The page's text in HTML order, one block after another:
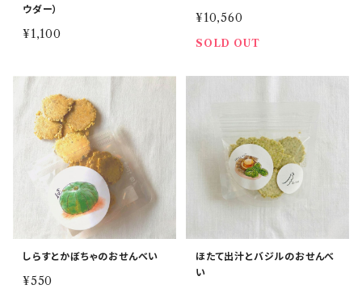
ウダー）
¥1,100
¥10,560
SOLD OUT
しらすとかぼちゃのおせんべい
¥550
ほたて出汁とバジルのおせんべ
い